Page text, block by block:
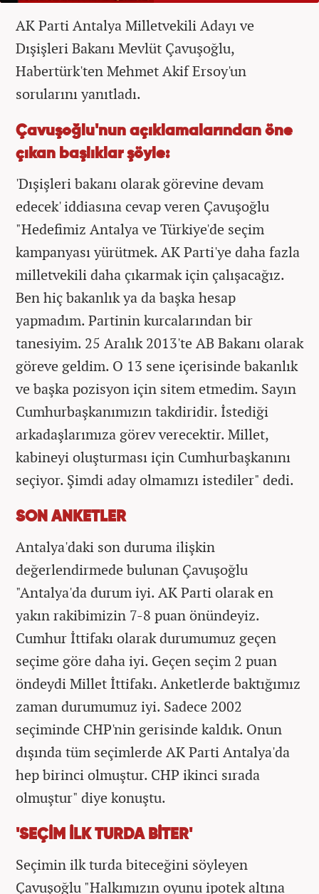
AK Parti Antalya Milletvekili Adayı ve
Dışişleri Bakanı Mevlüt Çavuşoğlu,
Habertürk'ten Mehmet Akif Ersoy'un
sorularını yanıtladı.
Çavuşoğlu'nun açıklamalarından öne
çıkan başlıklar şöyle:
'Dışişleri bakanı olarak görevine devam
edecek' iddiasına cevap veren Çavuşoğlu
"Hedefimiz Antalya ve Türkiye'de seçim
kampanyası yürütmek. AK Parti'ye daha fazla
milletvekili daha çıkarmak için çalışacağız.
Ben hiç bakanlık ya da başka hesap
yapmadım. Partinin kurcalarından bir
tanesiyim. 25 Aralık 2013'te AB Bakanı olarak
göreve geldim. O 13 sene içerisinde bakanlık
ve başka pozisyon için sitem etmedim. Sayın
Cumhurbaşkanımızın takdiridir. İstediği
arkadaşlarımıza görev verecektir. Millet,
kabineyi oluşturması için Cumhurbaşkanını
seçiyor. Şimdi aday olmamızı istediler" dedi.
SON ANKETLER
Antalya'daki son duruma ilişkin
değerlendirmede bulunan Çavuşoğlu
"Antalya'da durum iyi. AK Parti olarak en
yakın rakibimizin 7-8 puan önündeyiz.
Cumhur İttifakı olarak durumumuz geçen
seçime göre daha iyi. Geçen seçim 2 puan
öndeydi Millet İttifakı. Anketlerde baktığımız
zaman durumumuz iyi. Sadece 2002
seçiminde CHP'nin gerisinde kaldık. Onun
dışında tüm seçimlerde AK Parti Antalya'da
hep birinci olmuştur. CHP ikinci sırada
olmuştur" diye konuştu.
'SEÇİM İLK TURDA BİTER'
Seçimin ilk turda biteceğini söyleyen
Çavuşoğlu "Halkımızın oyunu ipotek altına